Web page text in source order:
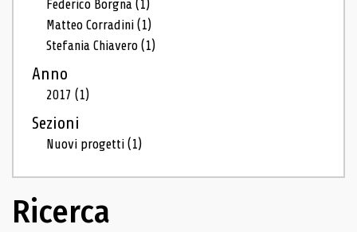
Federico Borgna(1)
Matteo Corradini(1)
Stefania Chiavero(1)
Anno
2017(1)
Sezioni
Nuovi progetti(1)
Ricerca